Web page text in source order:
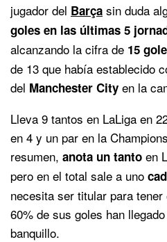
jugador del Barça sin duda
goles en las últimas 5
alcanzando la cifra de 15
de 13 que había establecido
del Manchester City en la
Lleva 9 tantos en LaLiga en
en 4 y un par en la
resumen, anota un tanto en
pero en el total sale a uno
necesita ser titular para
60% de sus goles han
banquillo.